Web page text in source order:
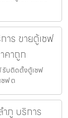
าร ขายตู้เซฟ
คาถูก
รับติดตั้งตู้เซฟ
ฟ ต
ภู บริการ